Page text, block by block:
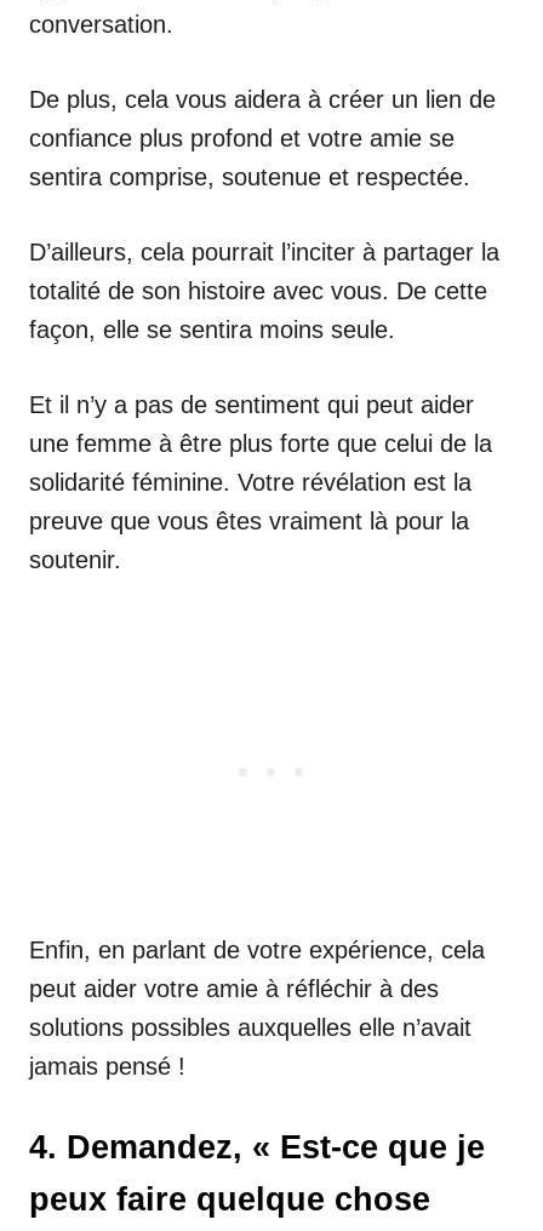
conversation.
De plus, cela vous aidera à créer un lien de
confiance plus profond et votre amie se
sentira comprise, soutenue et respectée.
D’ailleurs, cela pourrait l’inciter à partager la
totalité de son histoire avec vous. De cette
façon, elle se sentira moins seule.
Et il n’y a pas de sentiment qui peut aider
une femme à être plus forte que celui de la
solidarité féminine. Votre révélation est la
preuve que vous êtes vraiment là pour la
soutenir.
Enfin, en parlant de votre expérience, cela
peut aider votre amie à réfléchir à des
solutions possibles auxquelles elle n’avait
jamais pensé !
4. Demandez, « Est-ce que je
peux faire quelque chose